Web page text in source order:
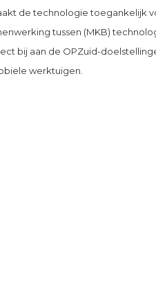
de technologie toegankelijk
tussen (MKB)
bij aan de OPZuid-
werktuigen.